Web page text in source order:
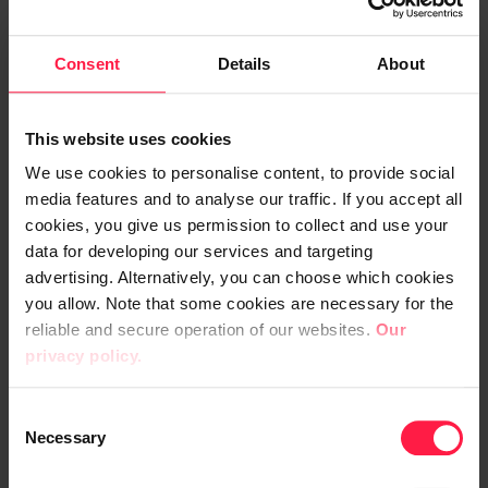
Consent Details About
This website uses cookies
We use cookies to personalise content, to provide social
media features and to analyse our traffic. If you accept all
cookies, you give us permission to collect and use your
data for developing our services and targeting
advertising. Alternatively, you can choose which cookies
you allow. Note that some cookies are necessary for the
reliable and secure operation of our websites. Our
privacy policy.
Necessary
vai kasvun mahdollistaja?